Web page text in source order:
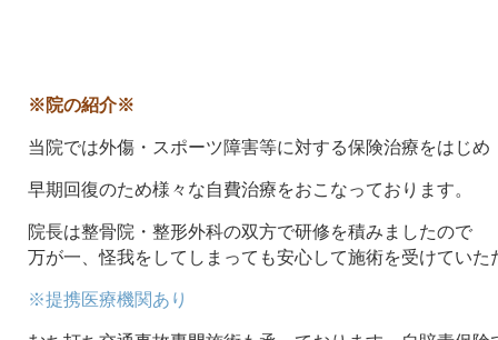
※院の紹介※
当院では外傷・スポーツ障害等に対する保険治療をはじめ
早期回復のため様々な自費治療をおこなっております。
院長は整骨院・整形外科の双方で研修を積みましたので
万が一、怪我をしてしまっても安心して施術を受けていた
※提携医療機関あり